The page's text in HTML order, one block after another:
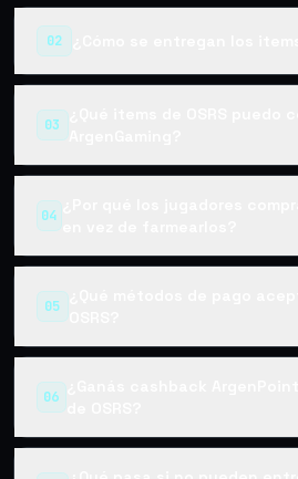
02
03
¿Qué items de OSRS puedo
ArgenGaming?
04
¿Por qué los jugadores
en vez de farmearlos?
05
¿Qué métodos de pago
OSRS?
06
¿Ganás cashback
de OSRS?